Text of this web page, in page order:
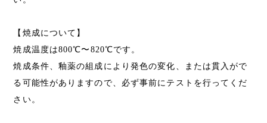
【焼成について】
焼成温度は800℃〜820℃です。
焼成条件、釉薬の組成により発色の変化、または貫入がで
る可能性がありますので、必ず事前にテストを行ってくだ
さい。